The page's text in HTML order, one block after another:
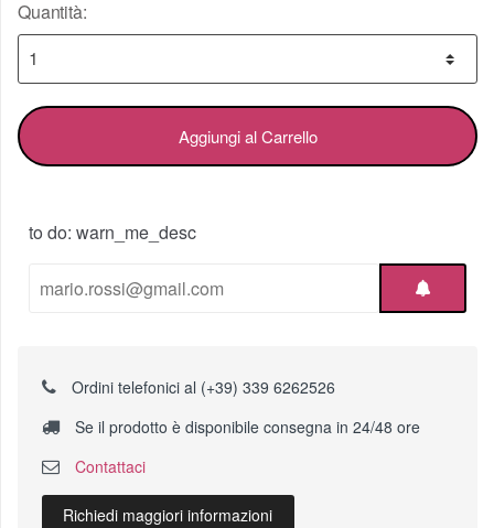
Quantità:
Aggiungi al Carrello
to do: warn_me_desc
Ordini telefonici al (+39) 339 6262526
Se il prodotto è disponibile consegna in 24/48 ore
Contattaci
Richiedi maggiori informazioni